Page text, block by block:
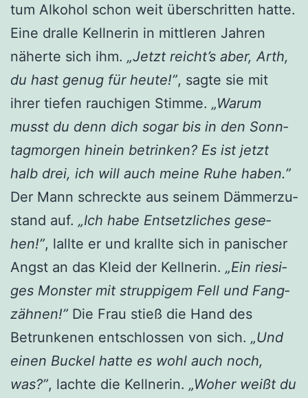
tum Alko­hol schon weit über­schrit­ten hat­te.
Eine dral­le Kell­ne­rin in mitt­le­ren Jah­ren
näher­te sich ihm. „Jetzt reicht’s aber, Arth,
du hast genug für heu­te!”, sag­te sie mit
ihrer tie­fen rau­chi­gen Stim­me. „War­um
musst du denn dich sogar bis in den Sonn­
tag­mor­gen hin­ein betrin­ken? Es ist jetzt
halb drei, ich will auch mei­ne Ruhe haben.”
Der Mann schreck­te aus sei­nem Däm­mer­zu­
stand auf. „Ich habe Ent­setz­li­ches gese­
hen!”, lall­te er und krall­te sich in pani­scher
Angst an das Kleid der Kell­ne­rin. „Ein rie­si­
ges Mons­ter mit strup­pi­gem Fell und Fang­
zäh­nen!” Die Frau stieß die Hand des
Betrun­ke­nen ent­schlos­sen von sich. „Und
einen Buckel hat­te es wohl auch noch,
was?”, lach­te die Kell­ne­rin. „Woher weißt du